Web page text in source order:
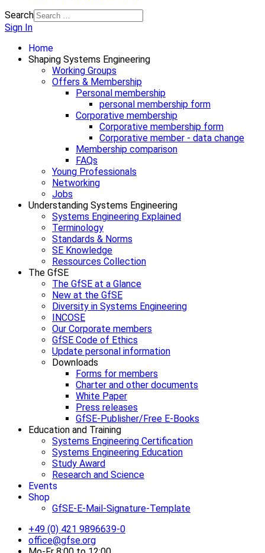
Search
Sign In
Home
Shaping Systems Engineering
Working Groups
Offers & Membership
Personal membership
personal membership form
Corporative membership
Corporative membership form
Corporative member - data change
Membership comparison
FAQs
Young Professionals
Networking
Jobs
Understanding Systems Engineering
Systems Engineering Explained
Terminology
Standards & Norms
SE Knowledge
Ressources Collection
The GfSE
The GfSE at a Glance
New at the GfSE
Diversity in Systems Engineering
INCOSE
Our Corporate members
GfSE Code of Ethics
Update personal information
Downloads
Forms for members
Charter and other documents
White Paper
Press releases
GfSE-Publisher/Free E-Books
Education and Training
Systems Engineering Certification
Systems Engineering Education
Study Award
Research and Science
Events
Shop
GfSE-E-Mail-Signature-Template
+49 (0) 421 9896639-0
office@gfse.org